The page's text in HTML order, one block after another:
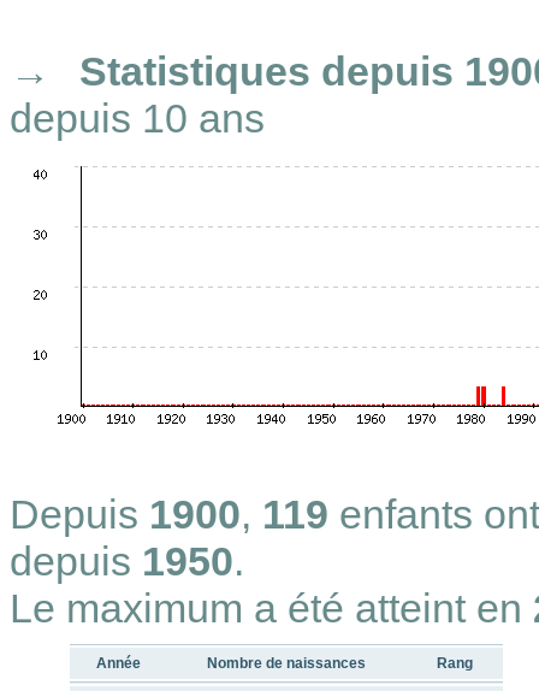
Statistiques depuis
depuis 10 ans
Depuis 1900, 119 enfants
depuis 1950.
Le maximum a été atteint en
Année Nombre de naissances Rang